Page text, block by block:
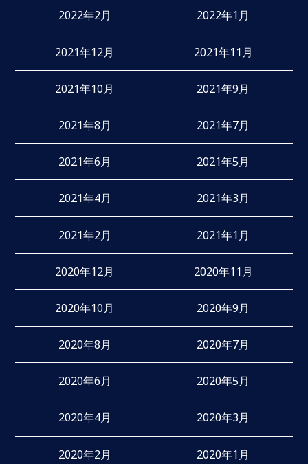
2022年2月 2022年1月
2021年12月 2021年11月
2021年10月 2021年9月
2021年8月 2021年7月
2021年6月 2021年5月
2021年4月 2021年3月
2021年2月 2021年1月
2020年12月 2020年11月
2020年10月 2020年9月
2020年8月 2020年7月
2020年6月 2020年5月
2020年4月 2020年3月
2020年2月 2020年1月